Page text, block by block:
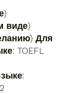
виде)
Для
TOEFL